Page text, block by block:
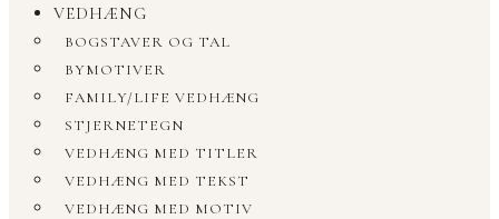
VEDHÆNG
BOGSTAVER OG TAL
BYMOTIVER
FAMILY/LIFE VEDHÆNG
STJERNETEGN
VEDHÆNG MED TITLER
VEDHÆNG MED TEKST
VEDHÆNG MED MOTIV